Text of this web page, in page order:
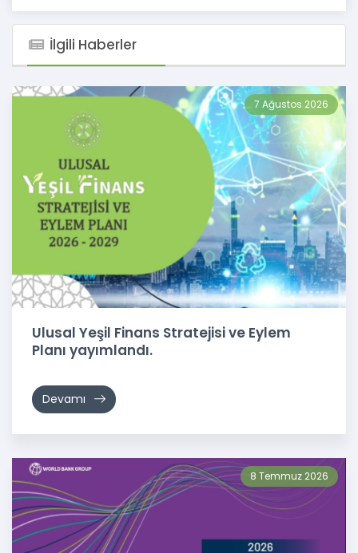
İlgili Haberler
7 Ağustos 2026
Ulusal Yeşil Finans Stratejisi ve Eylem
Planı yayımlandı.
Devamı
8 Temmuz 2026